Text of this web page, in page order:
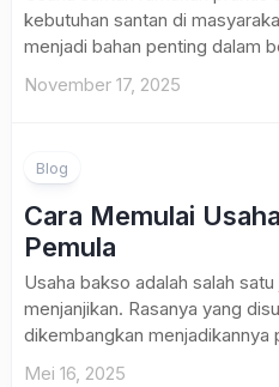
kebutuhan santan di
menjadi bahan penting dalam
November 17, 2025
Blog
Cara Memulai
Pemula
Usaha bakso adalah salah
menjanjikan. Rasanya yang
dikembangkan menjadikannya
Mei 16, 2025